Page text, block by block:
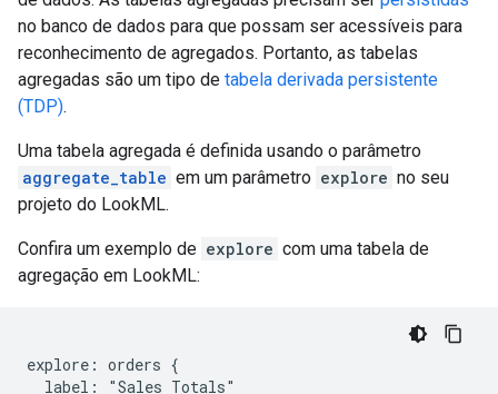
no banco de dados para que possam ser acessíveis para
reconhecimento de agregados. Portanto, as tabelas
agregadas são um tipo de tabela derivada persistente
(TDP).
Uma tabela agregada é definida usando o parâmetro
aggregate_table em um parâmetro explore no seu
projeto do LookML.
Confira um exemplo de explore com uma tabela de
agregação em LookML:
explore: orders {
  label: "Sales Totals"